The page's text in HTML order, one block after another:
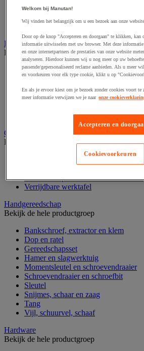
Accessoires voor snij-schuurmachine
Accessoires voor zaag
Elektrische toebehoren en verlichting
Bekijk de hele productgroep
Accessoires voor elektrisch
Batterij, oplader en kabel
Elektrische kabel
Elektrische uitrusting
Wandcontactdoos en schakelaar
Gereedschap opbergen
Bekijk de hele productgroep
Gereedschapskoffer en versterkte kist
Verrijdbare werktafel
Handgereedschap
Bekijk de hele productgroep
Bankschroef, extractor en klem
Dop en ratel
Gereedschapsset
Hamer en slagwerktuig
Momentsleutel en schroevendraaier
Schroevendraaier en schroefbit
Sleutel
Snijmes, schaar en zaag
Tang
Vijl, schuurvel, schaaf
Hardware
Bekijk de hele productgroep
Welkom bij Manutan!
Wij vinden het belangrijk om u een bezoek aan onze
Door op de knop "Accepteren en doorgaan" te klikken, kan
informatie uitwisselen met uw browser. Met deze
en onze internetpartners de prestaties van onze website
analyseren. Hierdoor kunnen wij u nog meer op uw
passende/gepersonaliseerd reclame aanbieden. Als u meer
en voorkeuren voor elk type cookie, klikt u op
En als je ervoor kiest om je bezoek zonder cookies voort te
meer informatie verwijzen we je naar onze
Accepteren en
Cookievoorkeuren